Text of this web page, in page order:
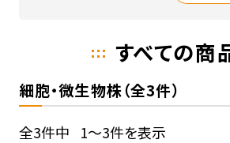
すべての商
細胞・微生物株（全3件）
全3件中 1～3件を表示